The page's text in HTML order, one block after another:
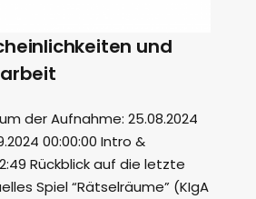
und
der Aufnahme: 25.08.2024
00:00:00 Intro &
Rückblick auf die letzte
Spiel “Rätselräume” (KIgA